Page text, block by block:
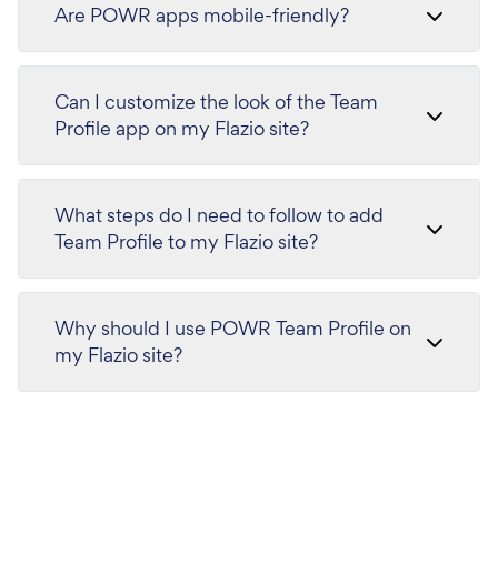
Are POWR apps mobile-friendly?
Can I customize the look of the Team
Profile app on my Flazio site?
What steps do I need to follow to add
Team Profile to my Flazio site?
Why should I use POWR Team Profile on
my Flazio site?